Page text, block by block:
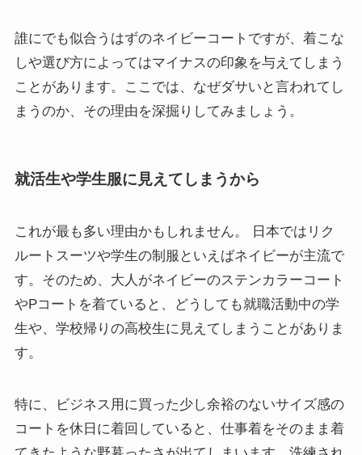
誰にでも似合うはずのネイビーコートですが、着こな
しや選び方によってはマイナスの印象を与えてしまう
ことがあります。ここでは、なぜダサいと言われてし
まうのか、その理由を深掘りしてみましょう。
就活生や学生服に見えてしまうから
これが最も多い理由かもしれません。 日本ではリク
ルートスーツや学生の制服といえばネイビーが主流で
す。そのため、大人がネイビーのステンカラーコート
やPコートを着ていると、どうしても就職活動中の学
生や、学校帰りの高校生に見えてしまうことがありま
す。
特に、ビジネス用に買った少し余裕のないサイズ感の
コートを休日に着回していると、仕事着をそのまま着